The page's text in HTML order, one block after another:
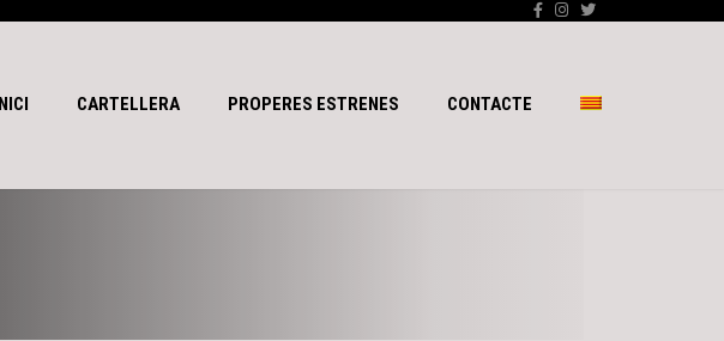
INICI CARTELLERA PROPERES ESTRENES CONTACTE